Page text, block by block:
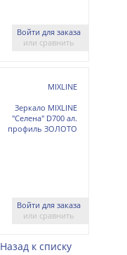
Войти для заказа
или сравнить
MIXLINE
Зеркало MIXLINE
"Селена" D700 ал.
профиль ЗОЛОТО
Войти для заказа
или сравнить
Назад к списку